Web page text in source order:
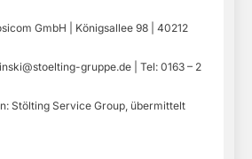
GmbH | Königsallee 98 | 40212
gruppe.de | Tel: 0163 – 2
Stölting Service Group, übermittelt